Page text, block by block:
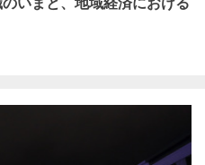
いまと、地域経済における